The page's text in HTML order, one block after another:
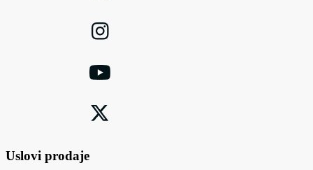
Uslovi prodaje